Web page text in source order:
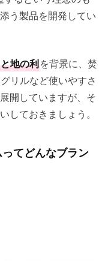
う製品を開発してい
地の利を背景に、焚
リルなど使いやすさ
開していますが、そ
しておきましょう。
てどんなブラン